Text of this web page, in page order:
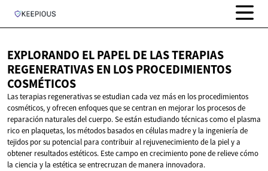
EXPLORANDO EL PAPEL DE LAS TERAPIAS
REGENERATIVAS EN LOSPROCEDIMIENTOS
COSMÉTICOS
Las terapias regenerativas se estudian cada vez más en los procedimientos
cosméticos, y ofrecen enfoques que se centran en mejorar los procesos de
reparación naturales del cuerpo. Se están estudiando técnicas como el plasma
rico en plaquetas, los métodos basados en células madre y la ingeniería de
tejidos por su potencial para contribuir al rejuvenecimiento de la piel y a
obtener resultados estéticos. Este campo en crecimiento pone de relieve cómo
la ciencia y la estética se entrecruzan de manera innovadora.